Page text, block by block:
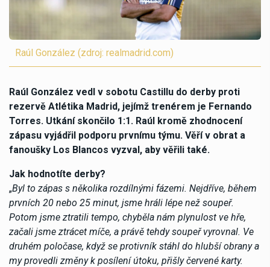
Raúl González (zdroj: realmadrid.com)
Raúl González vedl v sobotu Castillu do derby proti
rezervě Atlétika Madrid, jejímž trenérem je Fernando
Torres. Utkání skončilo 1:1. Raúl kromě zhodnocení
zápasu vyjádřil podporu prvnímu týmu. Věří v obrat a
fanoušky Los Blancos vyzval, aby věřili také.
Jak hodnotíte derby?
„Byl to zápas s několika rozdílnými fázemi. Nejdříve, během
prvních 20 nebo 25 minut, jsme hráli lépe než soupeř.
Potom jsme ztratili tempo, chyběla nám plynulost ve hře,
začali jsme ztrácet míče, a právě tehdy soupeř vyrovnal. Ve
druhém poločase, když se protivník stáhl do hlubší obrany a
my provedli změny k posílení útoku, přišly červené karty.